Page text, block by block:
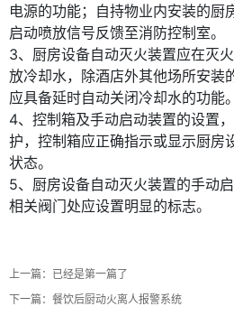
电源的功能；自持物业内安装的厨
启动喷放信号反馈至消防控制室。
3、厨房设备自动灭火装置应在灭
放冷却水，除酒店外其他场所安装
应具备延时自动关闭冷却水的功能。
4、控制箱及手动启动装置的设置
护，控制箱应正确指示或显示厨房
状态。
5、厨房设备自动灭火装置的手动
相关阀门处应设置明显的标志。
上一篇：已经是第一篇了
下一篇： 餐饮后厨动火离人报警系统